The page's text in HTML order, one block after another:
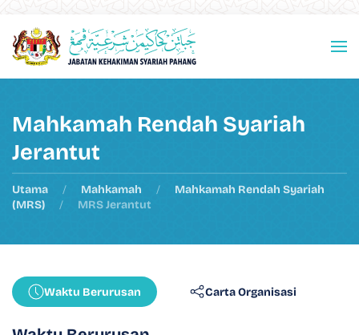
Mahkamah Rendah Syariah
Jerantut
Utama Mahkamah
Mahkamah Rendah Syariah
(MRS)
MRS Jerantut
Waktu Berurusan Carta Organisasi